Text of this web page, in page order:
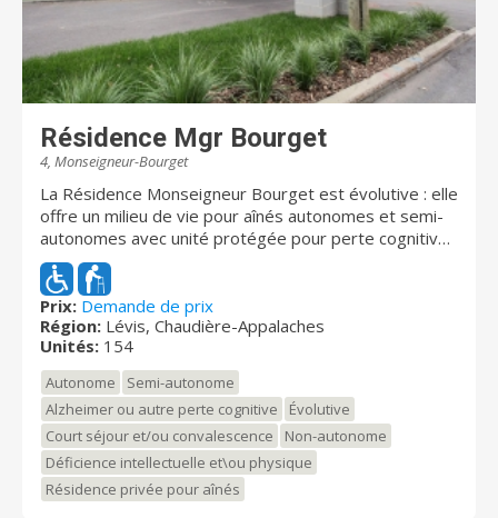
Résidence Mgr Bourget
4, Monseigneur-Bourget
La Résidence Monseigneur Bourget est évolutive : elle
offre un milieu de vie pour aînés autonomes et semi-
autonomes avec unité protégée pour perte cognitive.
Elle se distingue par son approche humaine et son
ambiance familiale chaleureuse. Située à l'angle des
rues Saint-Joseph et Mgr Bourget à Lévis, vous
bénéficierez d'une vue sur le fleuve et profiterez
d'une magnifique terrasse. Grâce à un personnel
attentif, dévoué et cumulant plusieurs années
d'expertise dans le domaine, vous trouverez un
nouveau chez-vous à votre image. Soucieux de votre
bien-être, nous vous offrirons des services
personnalisés et des soins continus qui évolueront au
rythme de vos besoins. La résidence est entièrement
giclée pour une sécurité maximale.
Prix: Demande de prix
Région: Lévis, Chaudière-Appalaches
Unités: 154
Autonome
Semi-autonome
Alzheimer ou autre perte cognitive
Évolutive
Court séjour et/ou convalescence
Non-autonome
Déficience intellectuelle et\ou physique
Résidence privée pour aînés